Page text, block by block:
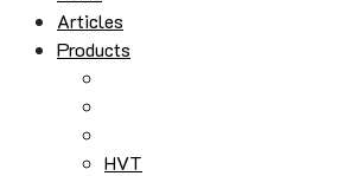
Articles
Products
HVT